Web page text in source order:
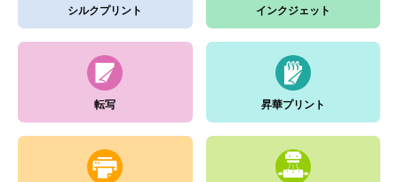
シルクプリント インクジェット
転写 昇華プリント